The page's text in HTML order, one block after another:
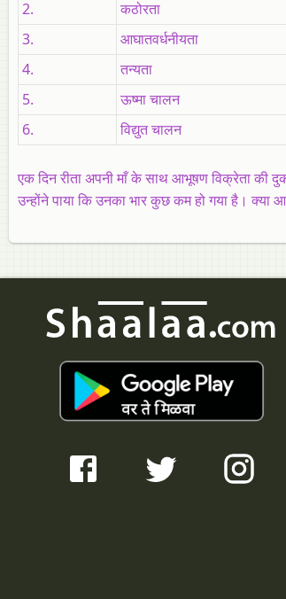
2.
कठोरता
3.
आघातवर्धनीयता
4.
तन्यता
5.
ऊष्मा चालन
6.
विद्युत चालन
एक दिन रीता अपनी माँ के साथ आभूषण विक्रेता की
उन्होंने पाया कि उनका भार कुछ कम हो गया है। क्या